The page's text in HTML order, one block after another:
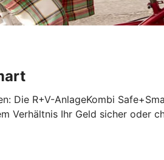
Die R+V-AnlageKombi
Verhältnis Ihr Geld sicher oder